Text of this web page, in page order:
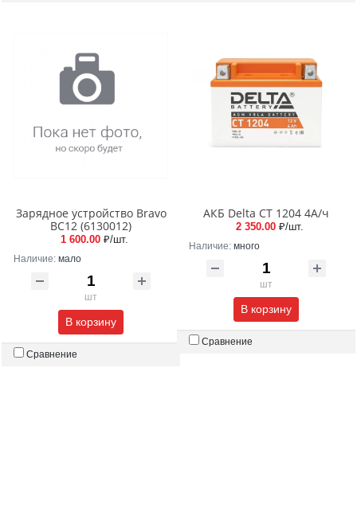
Зарядное устройство Bravo
ВС12 (6130012)
1 600.00 ₽/шт.
Наличие: мало
шт
В корзину
Сравнение
АКБ Delta CT 1204 4А/ч
2 350.00 ₽/шт.
Наличие: много
шт
В корзину
Сравнение